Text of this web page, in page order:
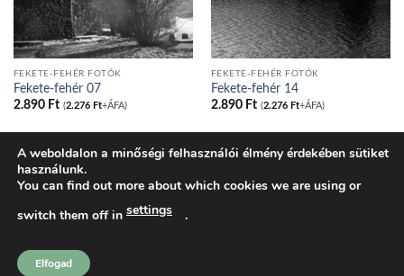
FEKETE-FEHÉR FOTÓK
Fekete-fehér 07
2.890 Ft (2.276 Ft+ÁFA)
FEKETE-FEHÉR FOTÓK
Fekete-fehér 14
2.890 Ft (2.276 Ft+ÁFA)
BLOG ADATVÉDELMI IRÁNYELVEK
ÁLTALÁNOS SZERZŐDÉSI FELTÉTELEK
KOSÁR
PÉNZTÁR
tatakonyv.hu 2026 ©
A weboldalon a minőségi felhasználói élmény érdekében sütiket
használunk.
You can find out more about which cookies we are using or
switch them off in settings .
Elfogad